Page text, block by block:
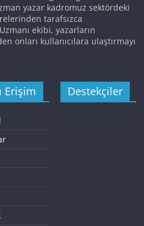
yazar kadromuz sektördeki
tarafsızca
ekibi, yazarların
onları kullanıcılara ulaştırmayı
Erişim Destekçiler